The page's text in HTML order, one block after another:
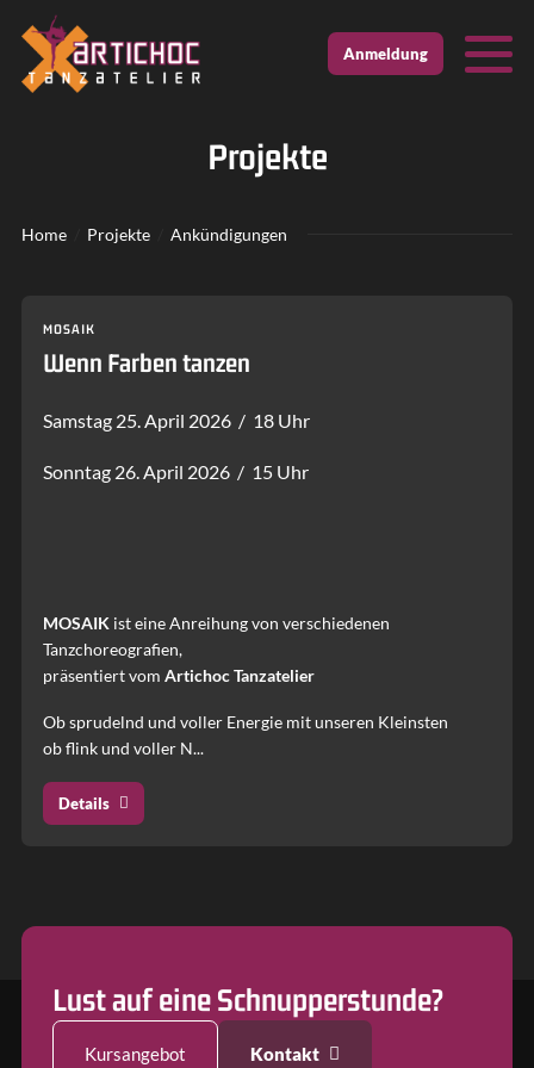
Zur Startseite
Zur mobilen Navigation
Zur Suche
Zum Hauptinhalt
Zum Fussbereich
Anmeldung
Projekte
Home Projekte Ankündigungen
MOSAIK
Wenn Farben tanzen
Samstag 25. April 2026 / 18 Uhr
Sonntag 26. April 2026 / 15 Uhr
MOSAIK ist eine Anreihung von verschiedenen
Tanzchoreografien,
präsentiert vom Artichoc Tanzatelier
Ob sprudelnd und voller Energie mit unseren Kleinsten
ob flink und voller N...
Details
Lust auf eine Schnupperstunde?
Kursangebot Kontakt